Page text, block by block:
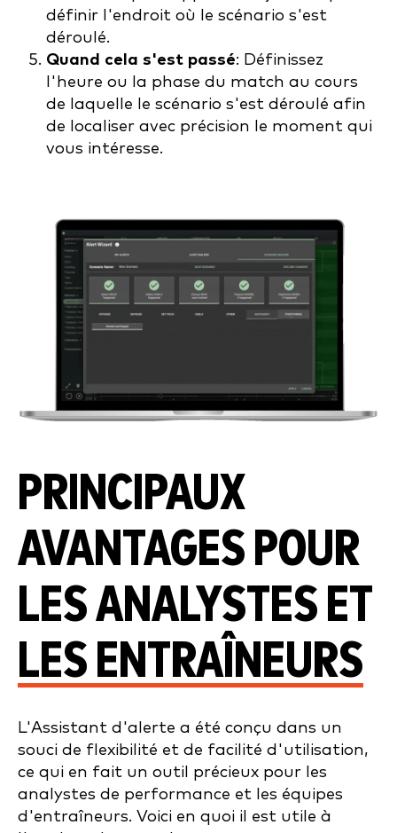
définir l'endroit où le scénario s'est
déroulé.
Quand cela s'est passé: Définissez
l'heure ou la phase du match au cours
de laquelle le scénario s'est déroulé afin
de localiser avec précision le moment qui
vous intéresse.
PRINCIPAUX
AVANTAGES POUR
LES ANALYSTES ET
LES ENTRAÎNEURS
L'Assistant d'alerte a été conçu dans un
souci de flexibilité et de facilité d'utilisation,
ce qui en fait un outil précieux pour les
analystes de performance et les équipes
d'entraîneurs. Voici en quoi il est utile à